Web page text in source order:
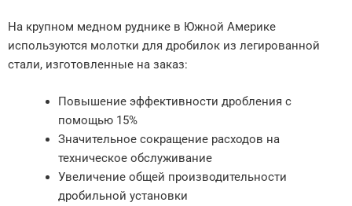
На крупном медном руднике в Южной Америке
используются молотки для дробилок из легированной
стали, изготовленные на заказ:
Повышение эффективности дробления с
помощью 15%
Значительное сокращение расходов на
техническое обслуживание
Увеличение общей производительности
дробильной установки